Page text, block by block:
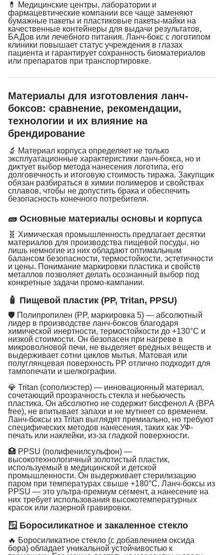
💊 Медицинские центры, лаборатории и
фармацевтические компании все чаще заменяют
бумажные пакеты и пластиковые пакеты-майки на
качественные контейнеры для выдачи результатов,
БАДов или лечебного питания. Ланч-бокс с логотипом
клиники повышает статус учреждения в глазах
пациента и гарантирует сохранность биоматериалов
или препаратов при транспортировке.
Материалы для изготовления ланч-
боксов: сравнение, рекомендации,
технологии и их влияние на
брендирование
🔬 Материал корпуса определяет не только
эксплуатационные характеристики ланч-бокса, но и
диктует выбор метода нанесения логотипа, его
долговечность и итоговую стоимость тиража. Закупщик
обязан разбираться в химии полимеров и свойствах
сплавов, чтобы не допустить брака и обеспечить
безопасность конечного потребителя.
🧱 Основные материалы основы и корпуса
🧬 Химическая промышленность предлагает десятки
материалов для производства пищевой посуды, но
лишь немногие из них обладают оптимальным
балансом безопасности, термостойкости, эстетичности
и цены. Понимание маркировки пластика и свойств
металлов позволяет делать осознанный выбор под
конкретные задачи промо-кампании.
🧴 Пищевой пластик (PP, Tritan, PPSU)
🛡 Полипропилен (PP, маркировка 5) — абсолютный
лидер в производстве ланч-боксов благодаря
химической инертности, термостойкости до +130°C и
низкой стоимости. Он безопасен при нагреве в
микроволновой печи, не выделяет вредных веществ и
выдерживает сотни циклов мытья. Матовая или
полуглянцевая поверхность PP отлично подходит для
тампопечати и шелкографии.
💎 Tritan (сополиэстер) — инновационный материал,
сочетающий прозрачность стекла и небьючесть
пластика. Он абсолютно не содержит бисфенол А (BPA
free), не впитывает запахи и не мутнеет со временем.
Ланч-боксы из Tritan выглядят премиально, но требуют
специфических методов нанесения, таких как УФ-
печать или наклейки, из-за гладкой поверхности.
🏥 PPSU (полифенилсульфон) —
высокотехнологичный золотистый пластик,
используемый в медицинской и детской
промышленности. Он выдерживает стерилизацию
паром при температурах свыше +180°C. Ланч-боксы из
PPSU — это ультра-премиум сегмент, а нанесение на
них требует использования высокотемпературных
красок или лазерной гравировки.
🪟 Боросиликатное и закаленное стекло
🔥 Боросиликатное стекло (с добавлением оксида
бора) обладает уникальной устойчивостью к